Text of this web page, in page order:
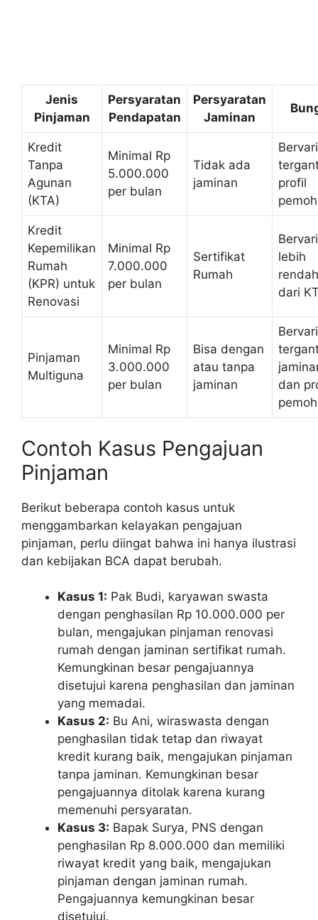
Jenis
Pinjaman
Persyaratan
Pendapatan
Persyaratan
Jaminan
Kredit
Tanpa
Agunan
(KTA)
Minimal Rp
5.000.000
per bulan
Tidak ada
jaminan
profil
Kredit
Kepemilikan
Rumah
(KPR) untuk
Renovasi
Minimal Rp
7.000.000
per bulan
Sertifikat
Rumah
lebih
rendah
dari
Pinjaman
Multiguna
Minimal Rp
3.000.000
per bulan
Bisa dengan
atau tanpa
jaminan
dan
Contoh Kasus Pengajuan
Pinjaman
Berikut beberapa contoh kasus untuk
menggambarkan kelayakan pengajuan
pinjaman, perlu diingat bahwa ini hanya ilustrasi
dan kebijakan BCA dapat berubah.
Kasus 1: Pak Budi, karyawan swasta
dengan penghasilan Rp 10.000.000 per
bulan, mengajukan pinjaman renovasi
rumah dengan jaminan sertifikat rumah.
Kemungkinan besar pengajuannya
disetujui karena penghasilan dan jaminan
yang memadai.
Kasus 2: Bu Ani, wiraswasta dengan
penghasilan tidak tetap dan riwayat
kredit kurang baik, mengajukan pinjaman
tanpa jaminan. Kemungkinan besar
pengajuannya ditolak karena kurang
memenuhi persyaratan.
Kasus 3: Bapak Surya, PNS dengan
penghasilan Rp 8.000.000 dan memiliki
riwayat kredit yang baik, mengajukan
pinjaman dengan jaminan rumah.
Pengajuannya kemungkinan besar
disetujui.